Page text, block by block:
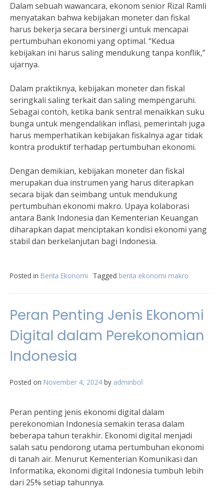
Dalam sebuah wawancara, ekonom senior Rizal Ramli
menyatakan bahwa kebijakan moneter dan fiskal
harus bekerja secara bersinergi untuk mencapai
pertumbuhan ekonomi yang optimal. “Kedua
kebijakan ini harus saling mendukung tanpa konflik,”
ujarnya.
Dalam praktiknya, kebijakan moneter dan fiskal
seringkali saling terkait dan saling mempengaruhi.
Sebagai contoh, ketika bank sentral menaikkan suku
bunga untuk mengendalikan inflasi, pemerintah juga
harus memperhatikan kebijakan fiskalnya agar tidak
kontra produktif terhadap pertumbuhan ekonomi.
Dengan demikian, kebijakan moneter dan fiskal
merupakan dua instrumen yang harus diterapkan
secara bijak dan seimbang untuk mendukung
pertumbuhan ekonomi makro. Upaya kolaborasi
antara Bank Indonesia dan Kementerian Keuangan
diharapkan dapat menciptakan kondisi ekonomi yang
stabil dan berkelanjutan bagi Indonesia.
Posted in Berita Ekonomi Tagged berita ekonomi makro
Peran Penting Jenis Ekonomi
Digital dalam Perekonomian
Indonesia
Posted on November 4, 2024 by adminbol
Peran penting jenis ekonomi digital dalam
perekonomian Indonesia semakin terasa dalam
beberapa tahun terakhir. Ekonomi digital menjadi
salah satu pendorong utama pertumbuhan ekonomi
di tanah air. Menurut Kementerian Komunikasi dan
Informatika, ekonomi digital Indonesia tumbuh lebih
dari 25% setiap tahunnya.